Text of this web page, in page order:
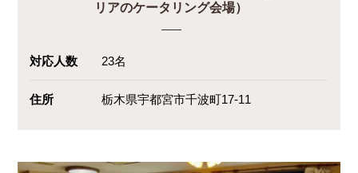
リアのケータリング会場）
対応人数 23名
住所 栃木県宇都宮市千波町17-11